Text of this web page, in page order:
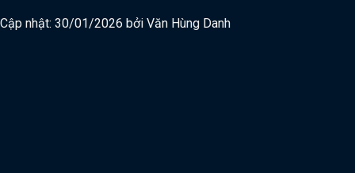
Cập nhật: 30/01/2026 bởi Văn Hùng Danh